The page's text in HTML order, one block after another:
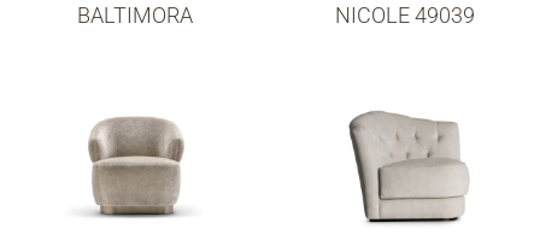
BALTIMORA NICOLE 49039